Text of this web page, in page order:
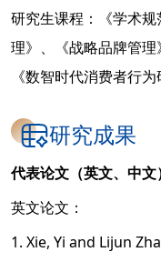
研究生课程：《学术
理》、《战略品牌管理
《数智时代消费者行为
研究成果
代表论文（英文、中文
英文论文：
1. Xie, Yi and Lijun